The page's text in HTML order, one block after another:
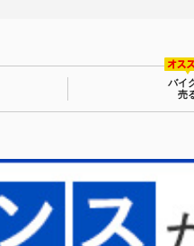
バイ
売